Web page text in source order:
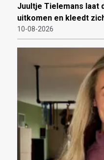
Juultje Tielemans laat
uitkomen en kleedt
10-08-2026